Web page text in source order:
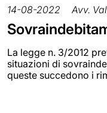
14-08-2022 Avv.
La legge n. 3/2012
situazioni di
queste succedono i